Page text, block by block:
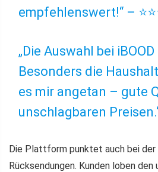
empfehlenswert!“ –
„Die Auswahl bei
Besonders die
es mir angetan – gute
unschlagbaren Preisen.“
Die Plattform punktet auch bei der
Rücksendungen. Kunden loben